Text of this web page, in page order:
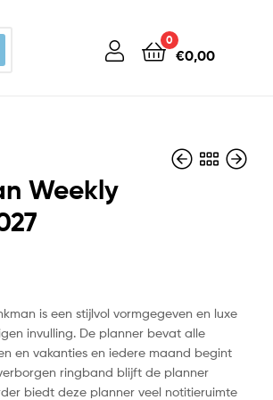
0
€0,00
Weekly
is een stijlvol vormgegeven en luxe
invulling. De planner bevat alle
en vakanties en iedere maand begint
ringband blijft de planner
biedt deze planner veel notitieruimte